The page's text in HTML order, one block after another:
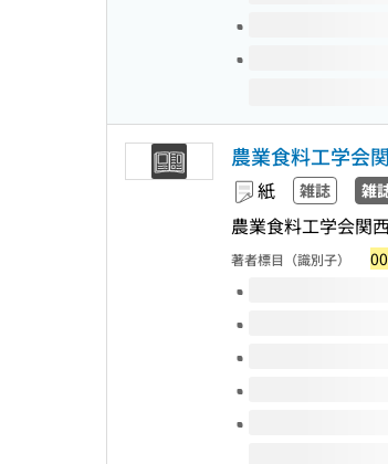
農業食料工学会
紙 雑誌 雑
農業食料工学会関
著者標目（識別子）
このタイトルの巻号